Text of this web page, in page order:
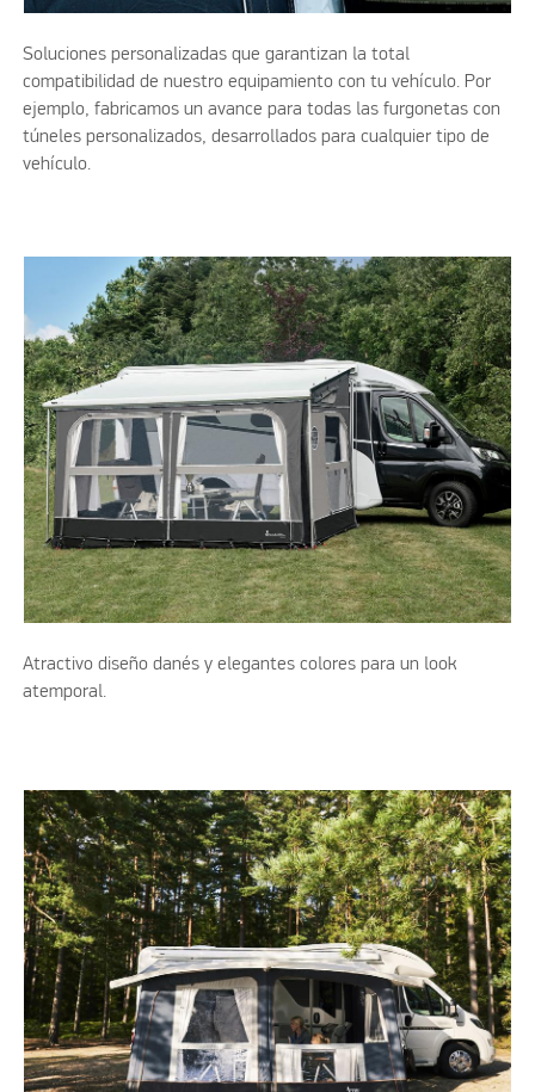
Soluciones personalizadas que garantizan la total
compatibilidad de nuestro equipamiento con tu vehículo. Por
ejemplo, fabricamos un avance para todas las furgonetas con
túneles personalizados, desarrollados para cualquier tipo de
vehículo.
Atractivo diseño danés y elegantes colores para un look
atemporal.